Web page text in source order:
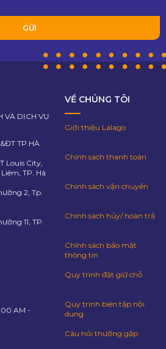
VÀ DỊCH VỤ
TP.HÀ
Louis City,
TP. Hà
2, Tp.
11, TP.
AM -
VỀ CHÚNG TÔI
Giới thiệu Lalago
Chính sách thanh toán
Chính sách vận chuyển
Chính sách hủy/ hoàn trả
Chính sách bảo mật
thông tin
Quy trình đặt giữ chỗ
Quy trình biên tập nội
dung
Câu hỏi thường gặp